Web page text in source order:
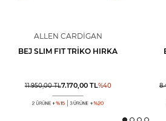
ALLEN CARDIGAN
BEJ SLIM FIT TRIKO HIRKA
11.950,00TL7.170,00TL%40